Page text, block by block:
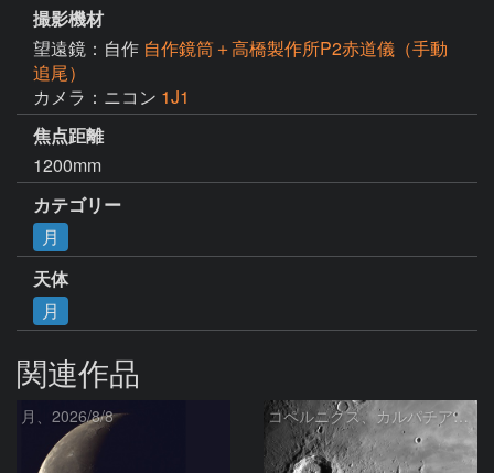
撮影機材
望遠鏡：自作 自作鏡筒＋高橋製作所P2赤道儀（手動
追尾）
カメラ：ニコン 1J1
焦点距離
1200mm
カテゴリー
月
天体
月
関連作品
月、2026/8/8 コペルニクス、カルパチア山脈付近